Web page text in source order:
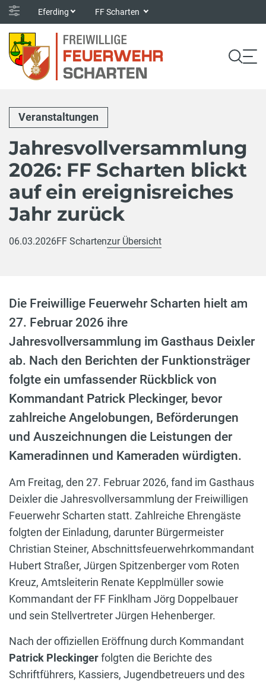
Eferding FF Scharten
Veranstaltungen
Jahresvollversammlung
2026: FF Scharten blickt
auf ein ereignisreiches
Jahr zurück
06.03.2026FF Schartenzur Übersicht
Die Freiwillige Feuerwehr Scharten hielt am
27. Februar 2026 ihre
Jahresvollversammlung im Gasthaus Deixler
ab. Nach den Berichten der Funktionsträger
folgte ein umfassender Rückblick von
Kommandant Patrick Pleckinger, bevor
zahlreiche Angelobungen, Beförderungen
und Auszeichnungen die Leistungen der
Kameradinnen und Kameraden würdigten.
Am Freitag, den 27. Februar 2026, fand im Gasthaus
Deixler die Jahresvollversammlung der Freiwilligen
Feuerwehr Scharten statt. Zahlreiche Ehrengäste
folgten der Einladung, darunter Bürgermeister
Christian Steiner, Abschnittsfeuerwehrkommandant
Hubert Straßer, Jürgen Spitzenberger vom Roten
Kreuz, Amtsleiterin Renate Kepplmüller sowie
Kommandant der FF Finklham Jörg Doppelbauer
und sein Stellvertreter Jürgen Hehenberger.
Nach der offiziellen Eröffnung durch Kommandant
Patrick Pleckingerfolgten die Berichte des
Schriftführers, Kassiers, Jugendbetreuers und des